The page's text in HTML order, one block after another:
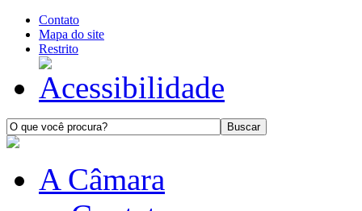
Contato
Mapa do site
Restrito
A Câmara